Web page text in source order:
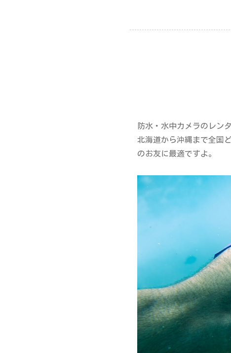
防水・水中カメラのレン
北海道から沖縄まで全国
のお友に最適ですよ。